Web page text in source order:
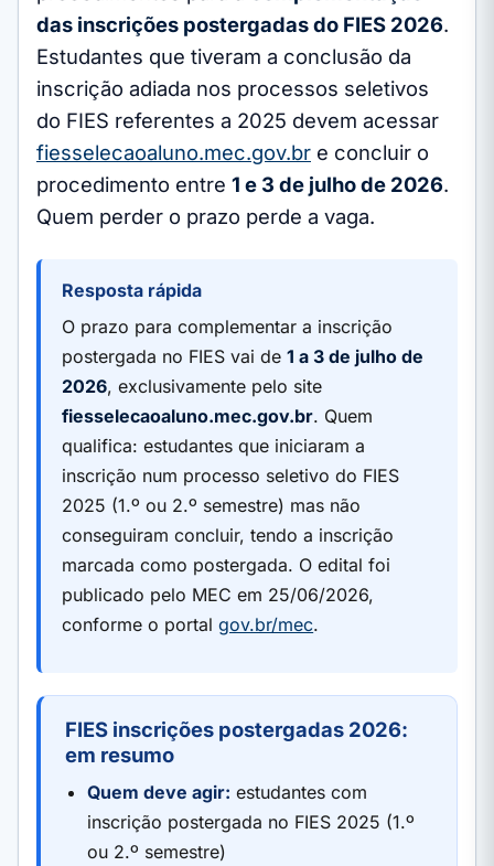
das inscrições postergadas do FIES 2026.
Estudantes que tiveram a conclusão da
inscrição adiada nos processos seletivos
do FIES referentes a 2025 devem acessar
fiesselecaoaluno.mec.gov.br e concluir o
procedimento entre 1 e 3 de julho de 2026.
Quem perder o prazo perde a vaga.
Resposta rápida
O prazo para complementar a inscrição
postergada no FIES vai de1 a 3 de julho de
2026, exclusivamente pelo site
fiesselecaoaluno.mec.gov.br. Quem
qualifica: estudantes que iniciaram a
inscrição num processo seletivo do FIES
2025 (1.º ou 2.º semestre) mas não
conseguiram concluir, tendo a inscrição
marcada como postergada. O edital foi
publicado pelo MEC em 25/06/2026,
conforme o portalgov.br/mec.
FIES inscrições postergadas 2026:
em resumo
Quem deve agir: estudantes com
inscrição postergada no FIES 2025 (1.º
ou 2.º semestre)